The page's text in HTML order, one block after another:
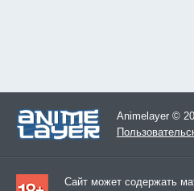
Animelayer ©
Сайт может содержать